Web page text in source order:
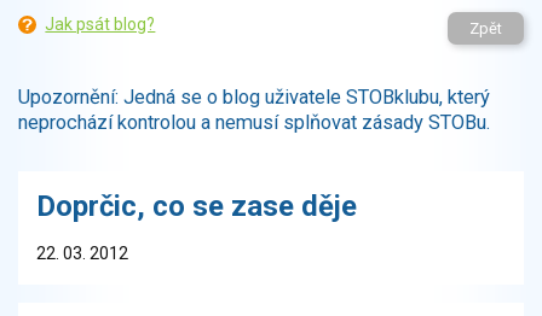
Jak psát blog? Zpět
Upozornění: Jedná se o blog uživatele STOBklubu, který
neprochází kontrolou a nemusí splňovat zásady STOBu.
Doprčic, co se zase děje
22. 03. 2012